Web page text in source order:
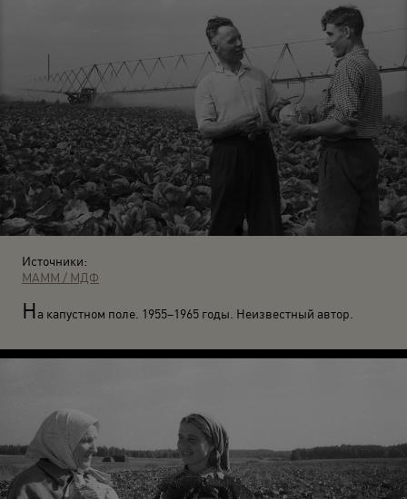
Источники:
МАММ / МДФ
На капустном поле. 1955–1965 годы. Неизвестный автор.